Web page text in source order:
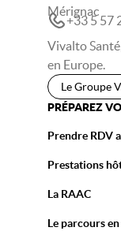
Mérignac
+33 5 57
Vivalto
en Europe.
Le Groupe
PRÉPAREZ
Prendre RDV
Prestations
La RAAC
Le parcours